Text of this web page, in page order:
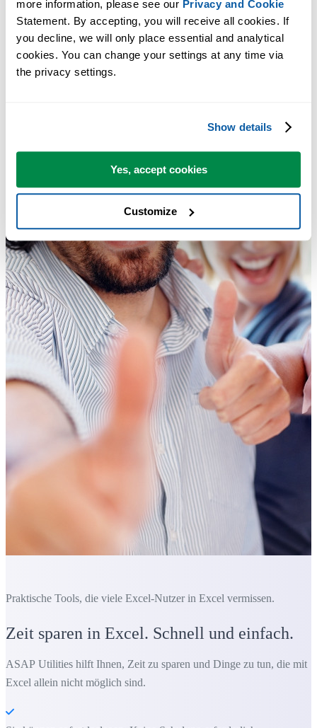
more information, please see our Privacy and Cookie
Statement. By accepting, you will receive all cookies. If
you decline, we will only place essential and analytical
cookies. You can change your settings at any time via
the privacy settings.
Show details
Yes, accept cookies
Customize
Praktische Tools, die viele Excel-Nutzer in Excel vermissen.
Zeit sparen in Excel. Schnell und einfach.
ASAP Utilities hilft Ihnen, Zeit zu sparen und Dinge zu tun, die mit
Excel allein nicht möglich sind.